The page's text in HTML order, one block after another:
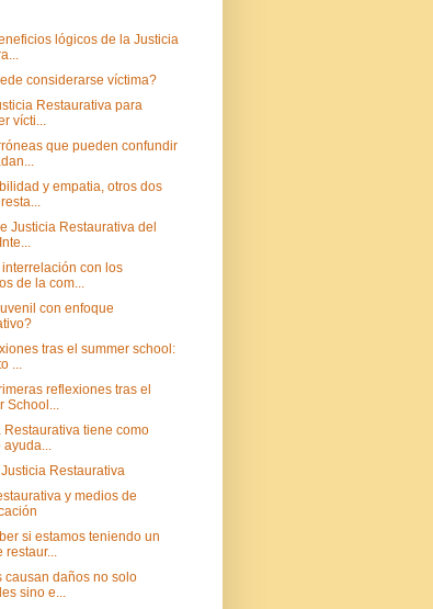
lógicos de la Justicia
considerarse víctima?
Restaurativa para
vícti...
que pueden confundir
y empatia, otros dos
Justicia Restaurativa del
interrelación con los
de la com...
con enfoque
tras el summer school:
...
reflexiones tras el
School...
Restaurativa tiene como
ayuda...
Restaurativa
y medios de
si estamos teniendo un
restaur...
causan daños no solo
sino e...